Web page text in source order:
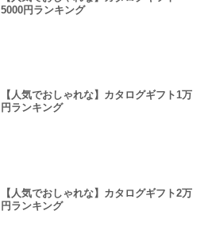
5000円ランキング
【人気でおしゃれな】カタログギフト1万
円ランキング
【人気でおしゃれな】カタログギフト2万
円ランキング